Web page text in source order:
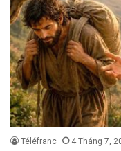
Téléfranc 4 Tháng 7,